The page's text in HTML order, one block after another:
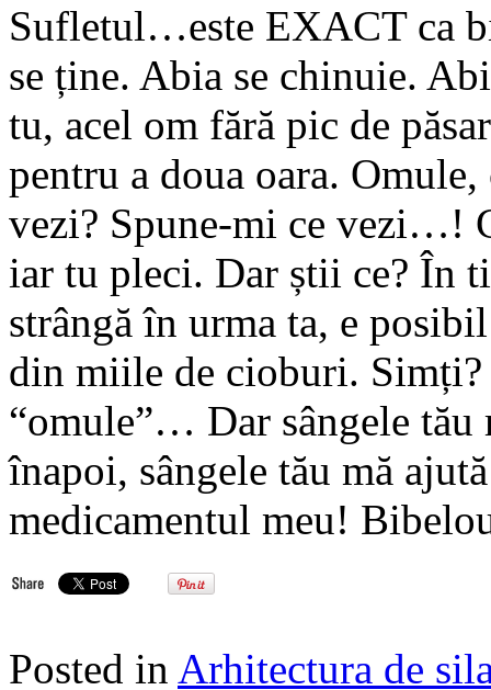
Sufletul…este EXACT ca
se ține. Abia se chinuie.
tu, acel om fără pic de
pentru a doua oara.
vezi? Spune-mi ce
iar tu pleci. Dar știi ce? În
strângă în urma ta, e
din miile de cioburi. Simți?
“omule”… Dar sângele
înapoi, sângele tău mă
medicamentul meu!
Posted in Arhitectura de